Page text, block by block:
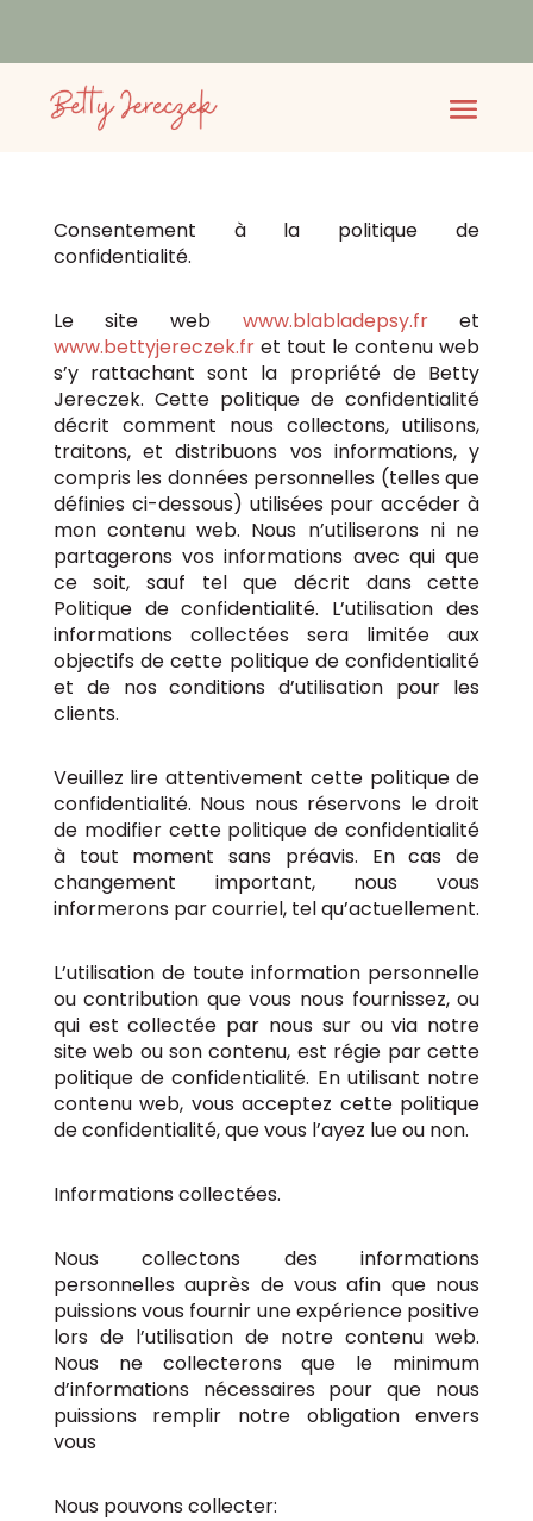
Consentement à la politique de
confidentialité.
Le site web www.blabladepsy.fret
www.bettyjereczek.fret tout le contenu web
s’y rattachant sont la propriété de Betty
Jereczek. Cette politique de confidentialité
décrit comment nous collectons, utilisons,
traitons, et distribuons vos informations, y
compris les données personnelles (telles que
définies ci-dessous) utilisées pour accéder à
mon contenu web. Nous n’utiliserons ni ne
partagerons vos informations avec qui que
ce soit, sauf tel que décrit dans cette
Politique de confidentialité. L’utilisation des
informations collectées sera limitée aux
objectifs de cette politique de confidentialité
et de nos conditions d’utilisation pour les
clients.
Veuillez lire attentivement cette politique de
confidentialité. Nous nous réservons le droit
de modifier cette politique de confidentialité
à tout moment sans préavis. En cas de
changement important, nous vous
informerons par courriel, tel qu’actuellement.
L’utilisation de toute information personnelle
ou contribution que vous nous fournissez, ou
qui est collectée par nous sur ou via notre
site web ou son contenu, est régie par cette
politique de confidentialité. En utilisant notre
contenu web, vous acceptez cette politique
de confidentialité, que vous l’ayez lue ou non.
Informations collectées.
Nous collectons des informations
personnelles auprès de vous afin que nous
puissions vous fournir une expérience positive
lors de l’utilisation de notre contenu web.
Nous ne collecterons que le minimum
d’informations nécessaires pour que nous
puissions remplir notre obligation envers
vous
Nous pouvons collecter: